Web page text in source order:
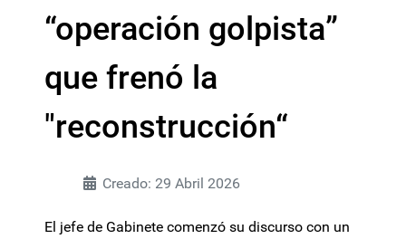
“operación golpista”
que frenó la
"reconstrucción“
Creado: 29 Abril 2026
El jefe de Gabinete comenzó su discurso con un